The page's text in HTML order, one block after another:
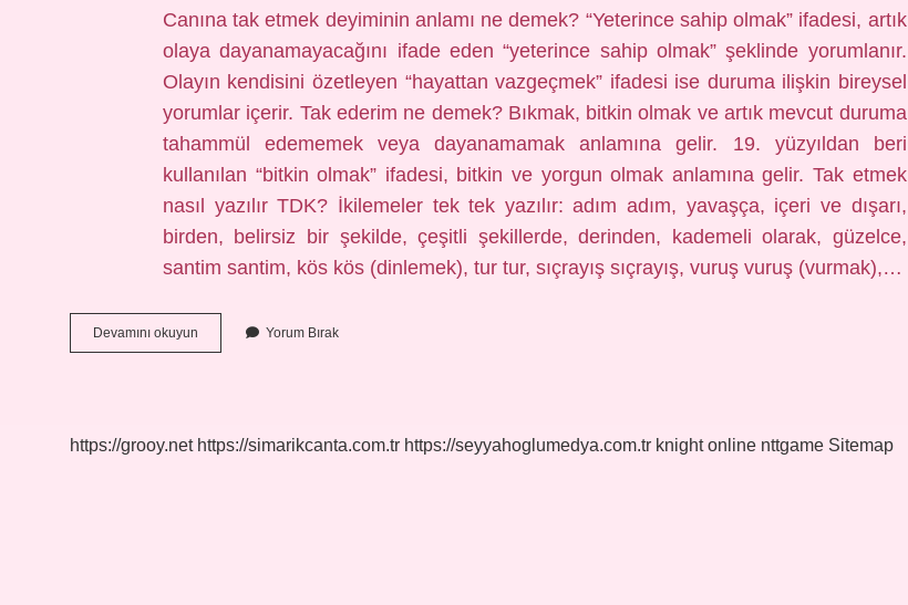
Canına tak etmek deyiminin anlamı ne demek? “Yeterince sahip olmak” ifadesi, artık
olaya dayanamayacağını ifade eden “yeterince sahip olmak” şeklinde yorumlanır.
Olayın kendisini özetleyen “hayattan vazgeçmek” ifadesi ise duruma ilişkin bireysel
yorumlar içerir. Tak ederim ne demek? Bıkmak, bitkin olmak ve artık mevcut duruma
tahammül edememek veya dayanamamak anlamına gelir. 19. yüzyıldan beri
kullanılan “bitkin olmak” ifadesi, bitkin ve yorgun olmak anlamına gelir. Tak etmek
nasıl yazılır TDK? İkilemeler tek tek yazılır: adım adım, yavaşça, içeri ve dışarı,
birden, belirsiz bir şekilde, çeşitli şekillerde, derinden, kademeli olarak, güzelce,
santim santim, kös kös (dinlemek), tur tur, sıçrayış sıçrayış, vuruş vuruş (vurmak),…
Devamını okuyun
Etmek
Yorum Bırak
https://grooy.net https://simarikcanta.com.tr https://seyyahoglumedya.com.tr knight online nttgame Sitemap